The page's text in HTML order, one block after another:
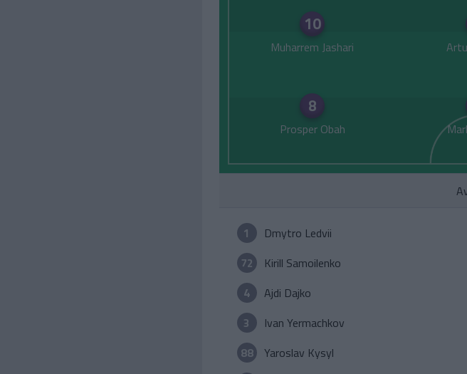
10
Muharrem Jashari
8
Prosper Obah
1 Dmytro Ledvii
72
Kirill Samoilenko
4
Ajdi Dajko
3
Ivan Yermachkov
88
Yaroslav Kysyl